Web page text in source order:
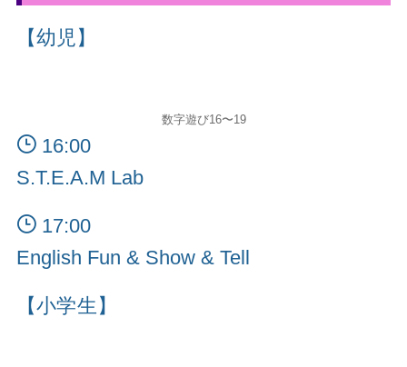
【幼児】
数字遊び16〜19
16:00
S.T.E.A.M Lab
17:00
English Fun & Show & Tell
【小学生】